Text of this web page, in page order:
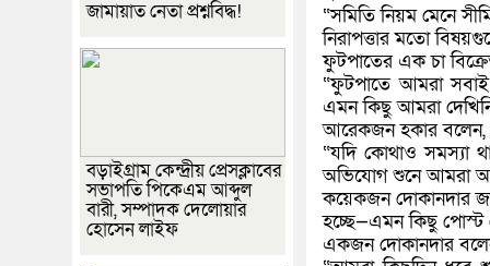
“সমিতি নিয়ম মেনে
নিরাপত্তার মতো
ফুটপাতের এক চা
“ফুটপাতে আমরা
এমন কিছু আমরা
আরেকজন হকার বলেন,
“যদি কোথাও সমস্যা
অভিযোগ শুনে আমরা
কয়েকজন দোকানদার
হচ্ছে—এমন কিছু পোস্ট
একজন দোকানদার
জামায়াত নেতা প্রশ্নবিদ্ধ!
বড়াইগ্রাম কেন্দ্রীয় প্রেসক্লাবের
সভাপতি পিকেএম আব্দুল
বারী, সম্পাদক দেলোয়ার
হোসেন লাইফ